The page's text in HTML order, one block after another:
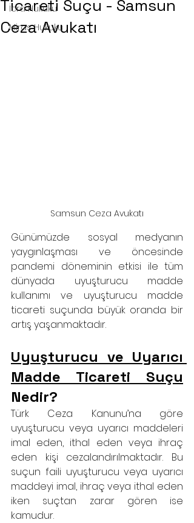
İcra Hukuku
Miras Hukuku
Ticareti Suçu - Samsun
Ceza Avukatı
Samsun Ceza Avukatı
Günümüzde sosyal medyanın
yaygınlaşması ve öncesinde
pandemi döneminin etkisi ile tüm
dünyada uyuşturucu madde
kullanımı ve uyuşturucu madde
ticareti suçunda büyük oranda bir
artış yaşanmaktadır.
Uyuşturucu ve Uyarıcı
Madde Ticareti Suçu
Nedir?
Türk Ceza Kanunu’na göre
uyuşturucu veya uyarıcı maddeleri
imal eden, ithal eden veya ihraç
eden kişi cezalandırılmaktadır. Bu
suçun faili uyuşturucu veya uyarıcı
maddeyi imal, ihraç veya ithal eden
iken suçtan zarar gören ise
kamudur.